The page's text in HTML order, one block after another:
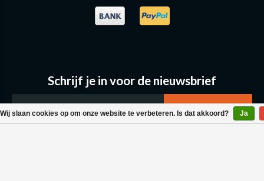
Wij slaan cookies op om onze website te verbeteren. Is dat akkoord? Ja
Schrijf je in voor de nieuwsbrief